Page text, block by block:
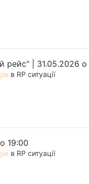
рейс" | 31.05.2026
в RP ситуації
19:00
в RP ситуації